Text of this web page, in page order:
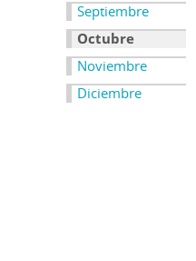
Septiembre
Octubre
Noviembre
Diciembre